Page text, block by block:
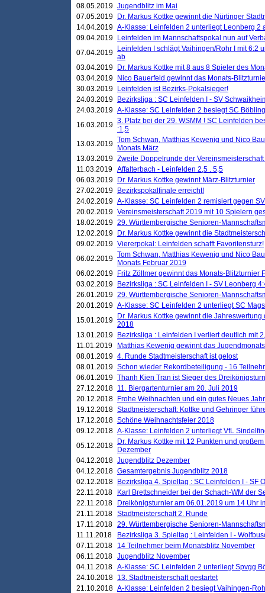
08.05.2019 Jugendblitz im Mai
07.05.2019
Dr. Markus Kottke gewinnt die Nürtinger
14.04.2019 A-Klasse: Leinfelden 2 unterliegt Leonberg 2
09.04.2019
Leinfelden im Mannschaftspokal nun auf
07.04.2019
Leinfelden I schlägt Vaihingen/Rohr I mit 6:2
ab
03.04.2019
Dr. Markus Kottke mit 8 aus 8 Spieler des
03.04.2019
Nico Bauerfeld gewinnt das Monats-
30.03.2019
Leinfelden ist Bezirks-Pokalsieger!
24.03.2019
Bezirksliga : SC Leinfelden I - SV
24.03.2019 A-Klasse: SC Leinfelden 2 besiegt SC
16.03.2019 3. Platz bei der 29. WSMM ! SC Leinfelden
:1,5
13.03.2019 Tom Schwan, Matthias Kewenig und Nico
Monats März
13.03.2019 Zweite Doppelrunde der
11.03.2019 Affalterbach - Leinfelden 2,5 . 5,5
06.03.2019
Dr. Markus Kottke gewinnt März-Blitzturnier
27.02.2019
Bezirkspokalfinale erreicht!
24.02.2019 A-Klasse: SC Leinfelden 2 remisiert gegen
20.02.2019 Vereinsmeisterschaft 2019 mit 10 Spielern
18.02.2019 29. Württembergische Senioren-
12.02.2019
Dr. Markus Kottke gewinnt die
09.02.2019 Viererpokal: Leinfelden schafft Favoritensturz!
06.02.2019 Tom Schwan, Matthias Kewenig und Nico
Monats Februar 2019
06.02.2019
Fritz Zöllmer gewinnt das Monats-Blitzturnier
03.02.2019
Bezirksliga : SC Leinfelden I - SV Leonberg
26.01.2019 29. Württembergische Senioren-
20.01.2019 A-Klasse: SC Leinfelden 2 unterliegt SC
15.01.2019
Dr. Markus Kottke gewinnt die
2018
13.01.2019
Bezirksliga : Leinfelden I verliert deutlich mit
11.01.2019
Matthias Kewenig gewinnt das
08.01.2019 4. Runde Stadtmeisterschaft ist gelost
08.01.2019 Schon wieder Rekordbeteiligung - 16
06.01.2019 Thanh Kien Tran ist Sieger des
27.12.2018 11. Biergartenturnier am 20. Juli 2019
20.12.2018
Frohe Weihnachten und ein gutes Neues
19.12.2018 Stadtmeisterschaft: Kottke und Gehringer
17.12.2018 Schöne Weihnachtsfeier 2018
09.12.2018 A-Klasse: Leinfelden 2 unterliegt VfL
05.12.2018
Dr. Markus Kottke mit 12 Punkten und
Dezember
04.12.2018 Jugendblitz Dezember
04.12.2018 Gesamtergebnis Jugendblitz 2018
02.12.2018
Bezirksliga 4. Spieltag : SC Leinfelden I - SF
22.11.2018
Karl Brettschneider bei der Schach-WM der
22.11.2018
Dreikönigsturnier am 06.01.2019 um 14 Uhr
21.11.2018 Stadtmeisterschaft 2. Runde
17.11.2018 29. Württembergische Senioren-
11.11.2018
Bezirksliga 3. Spieltag : Leinfelden I -
07.11.2018
14 Teilnehmer beim Monatsblitz November
06.11.2018 Jugendblitz November
04.11.2018 A-Klasse: SC Leinfelden 2 unterliegt Spvgg
24.10.2018 13. Stadtmeisterschaft gestartet
21.10.2018 A-Klasse: Leinfelden 2 besiegt Vaihingen-